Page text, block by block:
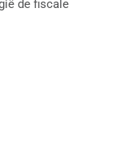
de fiscale